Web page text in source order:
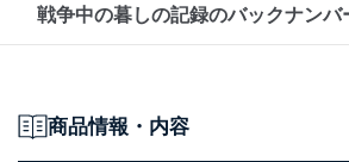
戦争中の暮しの記録のバックナンバ
商品情報・内容